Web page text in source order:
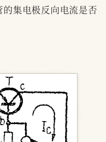
集电极反向电流是否